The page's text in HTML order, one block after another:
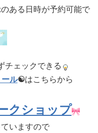
ある日時が予約可能で
チェックできる
ル☯はこちらから
クショップ
いますので